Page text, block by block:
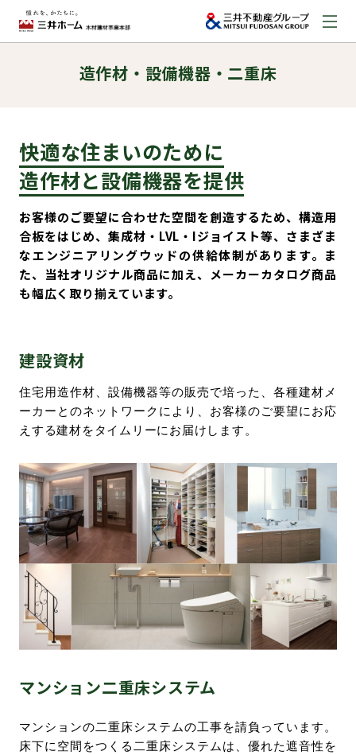
お問い合わせ
事業本部案内
事業内容
建築実例
モッケン便り
トピックス一覧
イベントレポート一覧
造作材・設備機器・二重床
快適な住まいのために
造作材と設備機器を提供
お客様のご要望に合わせた空間を創造するため、構造用
合板をはじめ、集成材・LVL・Iジョイスト等、さまざま
なエンジニアリングウッドの供給体制があります。ま
た、当社オリジナル商品に加え、メーカーカタログ商品
も幅広く取り揃えています。
建設資材
住宅用造作材、設備機器等の販売で培った、各種建材メ
ーカーとのネットワークにより、お客様のご要望にお応
えする建材をタイムリーにお届けします。
マンション二重床システム
マンションの二重床システムの工事を請負っています。
床下に空間をつくる二重床システムは、優れた遮音性を